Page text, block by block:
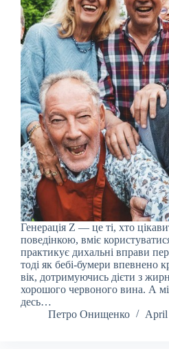
Генерація Z — це ті, хто
поведінкою, вміє
практикує дихальні вправи
тоді як бебі-бумери впевнено
вік, дотримуючись дієти з
хорошого червоного вина. А
десь…
Петро Онищенко
April